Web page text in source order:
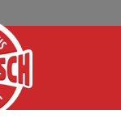
EASY -